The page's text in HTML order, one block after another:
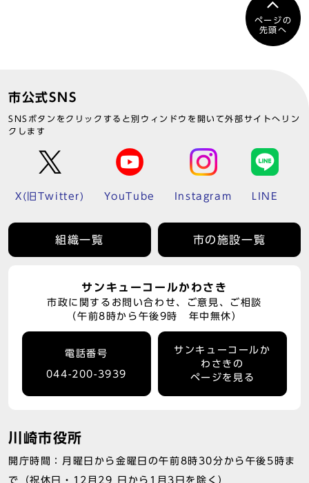
ページの
先頭へ
市公式SNS
SNSボタンをクリックすると別ウィンドウを開いて外部サイトへリン
クします
X(旧Twitter) YouTube Instagram LINE
組織一覧 市の施設一覧
サンキューコールかわさき
市政に関するお問い合わせ、ご意見、ご相談
（午前8時から午後9時 年中無休）
電話番号
044-200-3939
サンキューコールか
わさきの
ページを見る
川崎市役所
開庁時間：月曜日から金曜日の午前8時30分から午後5時ま
で（祝休日・12月29 日から1月3日を除く）